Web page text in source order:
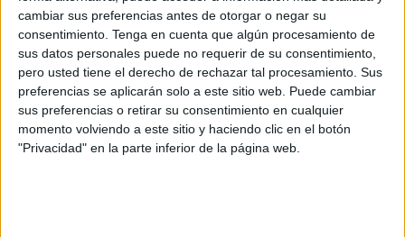
cambiar sus preferencias antes de otorgar o negar su
consentimiento. Tenga en cuenta que algún procesamiento de
sus datos personales puede no requerir de su consentimiento,
pero usted tiene el derecho de rechazar tal procesamiento. Sus
preferencias se aplicarán solo a este sitio web. Puede cambiar
sus preferencias o retirar su consentimiento en cualquier
momento volviendo a este sitio y haciendo clic en el botón
"Privacidad" en la parte inferior de la página web.
Equipo creativo: Lucía Comba, Ricardo Rovira,
Daya Muñoz, Ana Beneto, María de la Flor
Chief strategy officer: Lucas Rodríguez
Strategy director: María Goñi
Business lead: Carmen Marfil
Equipo de cuentas: Clara Mateos, Adrián Méndez,
Marta Torrecillas, Mercedes Mínguez, Almudena